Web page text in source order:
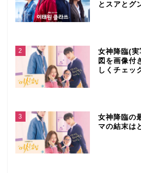
とスアとグ
2
女神降臨(実
図を画像付
しくチェッ
3
女神降臨の
マの結末は